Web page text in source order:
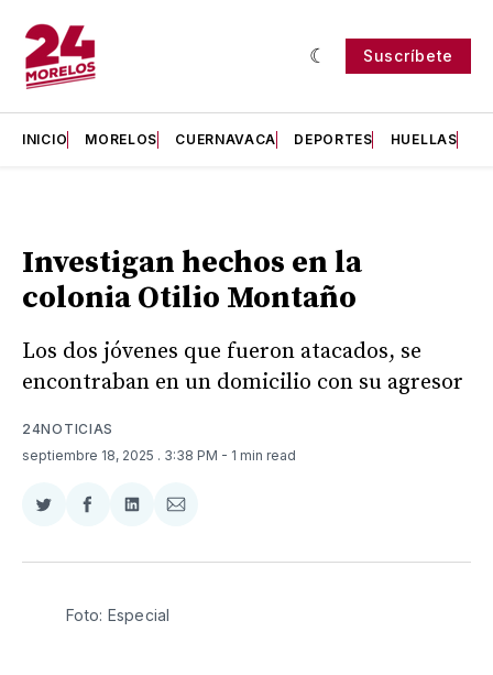
Suscríbete
INICIO MORELOS CUERNAVACA DEPORTES HUELLAS
Investigan hechos en la
colonia Otilio Montaño
Los dos jóvenes que fueron atacados, se
encontraban en un domicilio con su agresor
24NOTICIAS
septiembre 18, 2025 . 3:38 PM - 1 min read
Compartir
Twitter
Compartir
Facebook
Compartir
LinkedIn
Compartir
Email
Foto: Especial